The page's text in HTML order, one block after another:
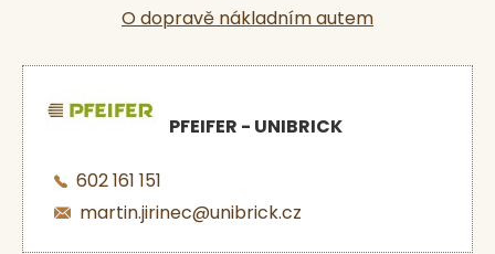
O dopravě nákladním autem
PFEIFER - UNIBRICK
602 161 151
martin.jirinec@unibrick.cz